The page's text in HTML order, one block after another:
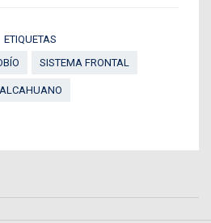
ETIQUETAS
SISTEMA FRONTAL